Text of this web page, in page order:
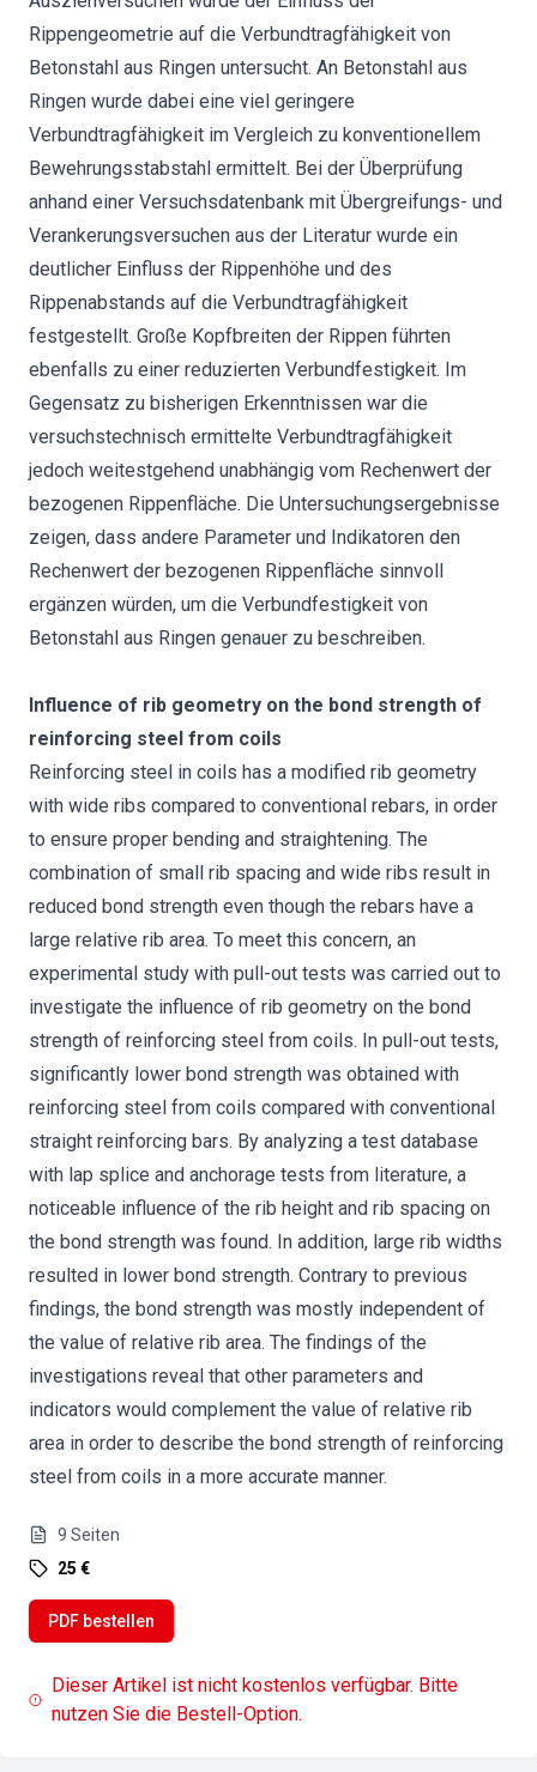
Rippengeometrie auf die Verbundtragfähigkeit von
Betonstahl aus Ringen untersucht. An Betonstahl aus
Ringen wurde dabei eine viel geringere
Verbundtragfähigkeit im Vergleich zu konventionellem
Bewehrungsstabstahl ermittelt. Bei der Überprüfung
anhand einer Versuchsdatenbank mit Übergreifungs- und
Verankerungsversuchen aus der Literatur wurde ein
deutlicher Einfluss der Rippenhöhe und des
Rippenabstands auf die Verbundtragfähigkeit
festgestellt. Große Kopfbreiten der Rippen führten
ebenfalls zu einer reduzierten Verbundfestigkeit. Im
Gegensatz zu bisherigen Erkenntnissen war die
versuchstechnisch ermittelte Verbundtragfähigkeit
jedoch weitestgehend unabhängig vom Rechenwert der
bezogenen Rippenfläche. Die Untersuchungsergebnisse
zeigen, dass andere Parameter und Indikatoren den
Rechenwert der bezogenen Rippenfläche sinnvoll
ergänzen würden, um die Verbundfestigkeit von
Betonstahl aus Ringen genauer zu beschreiben.
Influence of rib geometry on the bond strength of
reinforcing steel from coils
Reinforcing steel in coils has a modified rib geometry
with wide ribs compared to conventional rebars, in order
to ensure proper bending and straightening. The
combination of small rib spacing and wide ribs result in
reduced bond strength even though the rebars have a
large relative rib area. To meet this concern, an
experimental study with pull-out tests was carried out to
investigate the influence of rib geometry on the bond
strength of reinforcing steel from coils. In pull-out tests,
significantly lower bond strength was obtained with
reinforcing steel from coils compared with conventional
straight reinforcing bars. By analyzing a test database
with lap splice and anchorage tests from literature, a
noticeable influence of the rib height and rib spacing on
the bond strength was found. In addition, large rib widths
resulted in lower bond strength. Contrary to previous
findings, the bond strength was mostly independent of
the value of relative rib area. The findings of the
investigations reveal that other parameters and
indicators would complement the value of relative rib
area in order to describe the bond strength of reinforcing
steel from coils in a more accurate manner.
9 Seiten
25 €
PDF bestellen
Dieser Artikel ist nicht kostenlos verfügbar. Bitte
nutzen Sie die Bestell-Option.